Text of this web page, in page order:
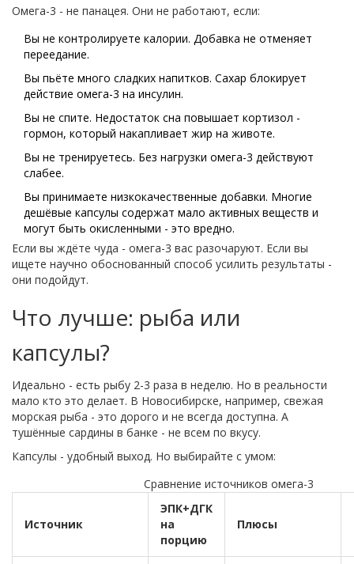
Омега-3 - не панацея. Они не работают, если:
Вы не контролируете калории. Добавка не отменяет
переедание.
Вы пьёте много сладких напитков. Сахар блокирует
действие омега-3 на инсулин.
Вы не спите. Недостаток сна повышает кортизол -
гормон, который накапливает жир на животе.
Вы не тренируетесь. Без нагрузки омега-3 действуют
слабее.
Вы принимаете низкокачественные добавки. Многие
дешёвые капсулы содержат мало активных веществ и
могут быть окисленными - это вредно.
Если вы ждёте чуда - омега-3 вас разочаруют. Если вы
ищете научно обоснованный способ усилить результаты -
они подойдут.
Что лучше: рыба или
капсулы?
Идеально - есть рыбу 2-3 раза в неделю. Но в реальности
мало кто это делает. В Новосибирске, например, свежая
морская рыба - это дорого и не всегда доступна. А
тушённые сардины в банке - не всем по вкусу.
Капсулы - удобный выход. Но выбирайте с умом:
Сравнение источников омега-3
Источник
ЭПК+ДГК
на
порцию
Плюсы